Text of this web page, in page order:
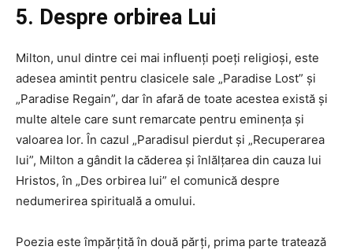
5. Despre orbirea Lui
Milton, unul dintre cei mai influenți poeți religioși, este
adesea amintit pentru clasicele sale „Paradise Lost” și
„Paradise Regain”, dar în afară de toate acestea există și
multe altele care sunt remarcate pentru eminența și
valoarea lor. În cazul „Paradisul pierdut și „Recuperarea
lui”, Milton a gândit la căderea și înlălțarea din cauza lui
Hristos, în „Des orbirea lui” el comunică despre
nedumerirea spirituală a omului.
Poezia este împărțită în două părți, prima parte tratează